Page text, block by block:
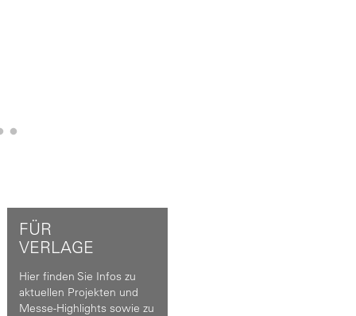
FÜR
VERLAGE
Hier finden Sie Infos zu
aktuellen Projekten und
Messe-Highlights sowie zu